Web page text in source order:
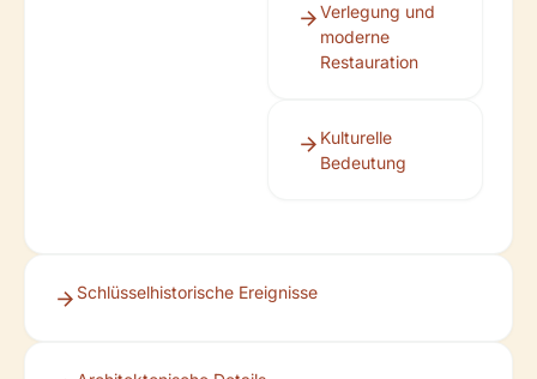
Verlegung und
moderne
Restauration
Kulturelle
Bedeutung
Schlüsselhistorische Ereignisse